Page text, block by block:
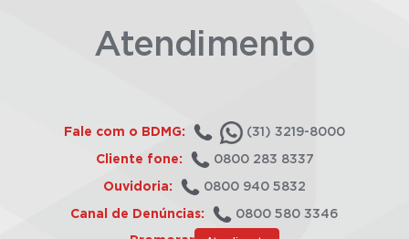
Atendimento
Fale com o BDMG: (31) 3219-8000
Cliente fone: 0800 283 8337
Ouvidoria: 0800 940 5832
Canal de Denúncias: 0800 580 3346